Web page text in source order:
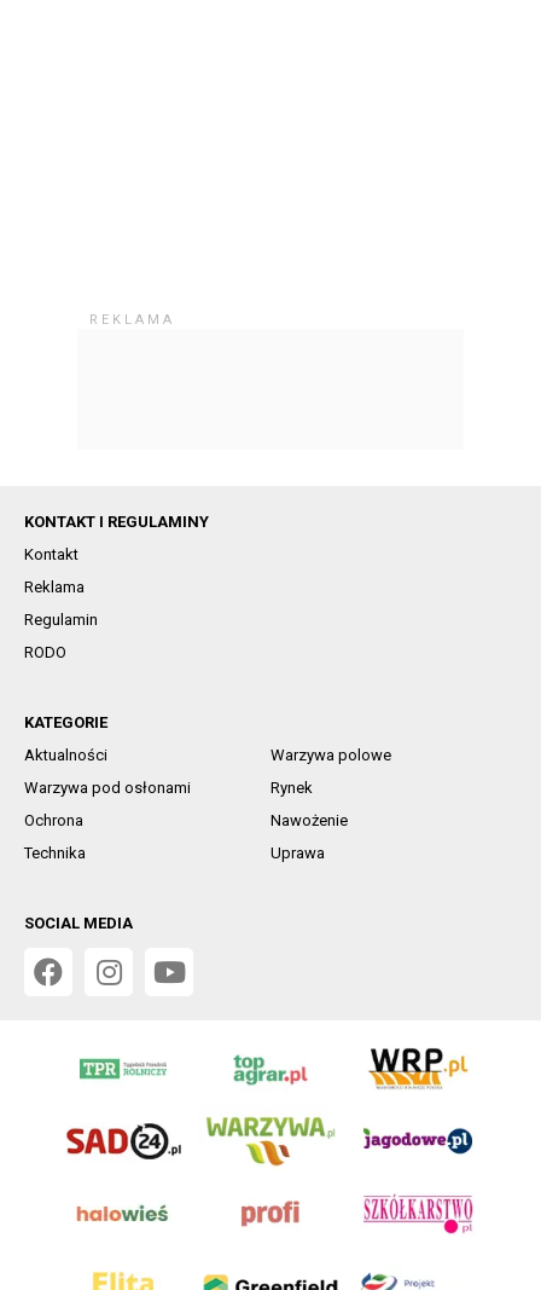
KONTAKT I REGULAMINY
Kontakt
Reklama
Regulamin
RODO
KATEGORIE
Aktualności
Warzywa polowe
Warzywa pod osłonami
Rynek
Ochrona
Nawożenie
Technika
Uprawa
SOCIAL MEDIA